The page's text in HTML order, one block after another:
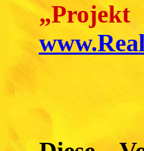
„Projekt